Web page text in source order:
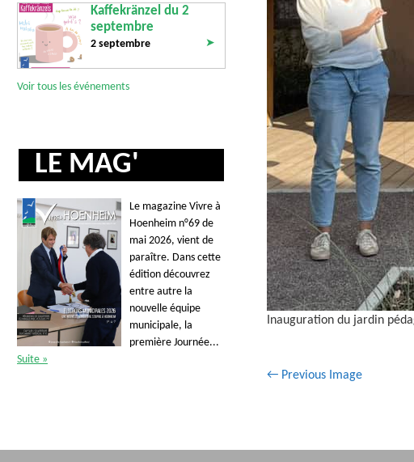
Kaffekränzel du 2
septembre
2 septembre ➤
Voir tous les événements
LE MAG'
Le magazine Vivre à
Hoenheim n°69 de
mai 2026, vient de
paraître. Dans cette
édition découvrez
entre autre la
nouvelle équipe
municipale, la
première Journée...
Suite »
Inauguration du jardin
← Previous Image